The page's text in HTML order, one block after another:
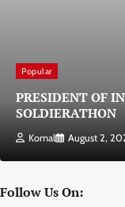
Popular
PRESIDENT OF
SOLDIERATHON
Komal August 2,
Follow Us On: